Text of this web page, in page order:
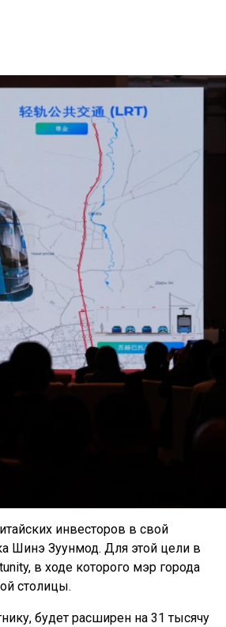
инвесторов в свой
Шинэ Зуунмод. Для этой цели в
в ходе которого мэр города
столицы.
будет расширен на 31 тысячу